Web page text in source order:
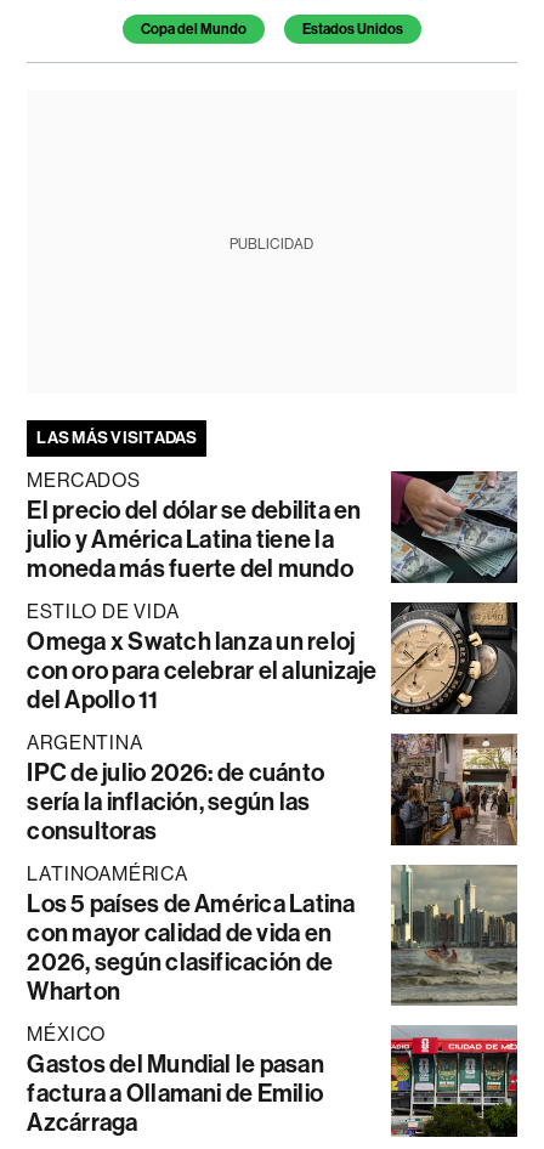
Copa del Mundo Estados Unidos
PUBLICIDAD
LAS MÁS VISITADAS
MERCADOS
El precio del dólar se debilita en
julio y América Latina tiene la
moneda más fuerte del mundo
ESTILO DE VIDA
Omega x Swatch lanza un reloj
con oro para celebrar el alunizaje
del Apollo 11
ARGENTINA
IPC de julio 2026: de cuánto
sería la inflación, según las
consultoras
LATINOAMÉRICA
Los 5 países de América Latina
con mayor calidad de vida en
2026, según clasificación de
Wharton
MÉXICO
Gastos del Mundial le pasan
factura a Ollamani de Emilio
Azcárraga